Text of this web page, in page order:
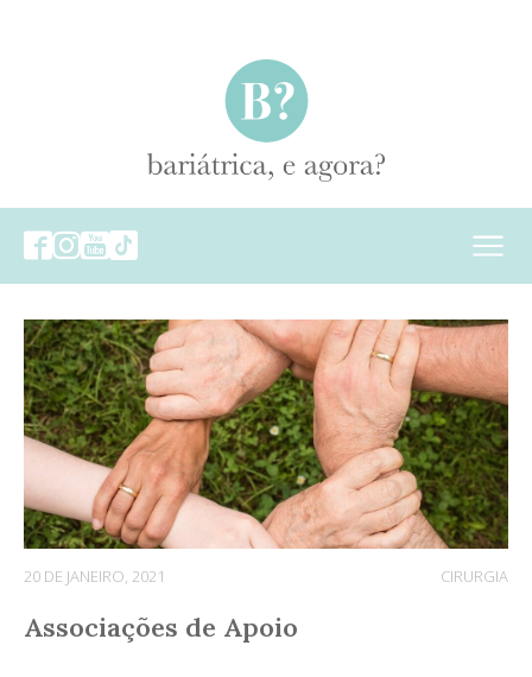
20 DE JANEIRO, 2021 CIRURGIA
Associações de Apoio